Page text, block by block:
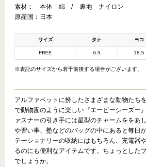
素材：
本体 綿 / 裏地 ナイロン
原産国： 日本
サイズ タテ ヨコ
FREE 6.5 18.5
※表記のサイズから若干前後する場合がございます。
アルファベットに扮したさまざまな動物たち
で動物園のように楽しい『エービーシーズー
ァスナーの引き手には星型のチャームををあ
習い事、塾などのバッグの中にあると毎日
テーショナリーの収納にはもちろん、充電器
るのにも便利なアイテムです。ちょっとした
でしょうか。